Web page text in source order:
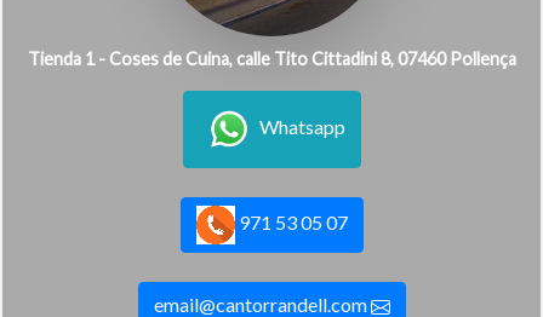
Tienda 1 - Coses de Cuina, calle Tito Cittadini 8, 07460 Pollença
Whatsapp
971 53 05 07
email@cantorrandell.com